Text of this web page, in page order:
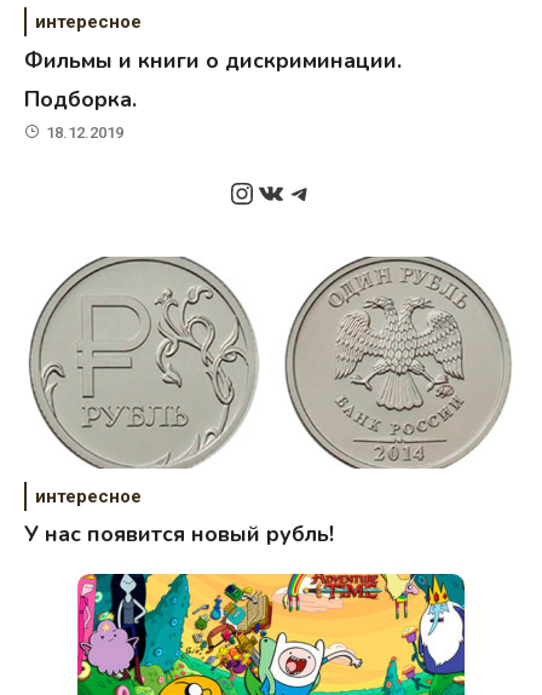
интересное
Фильмы и книги о дискриминации.
Подборка.
18.12.2019
Instagram
ВКонтакте
Telegram
интересное
У нас появится новый рубль!